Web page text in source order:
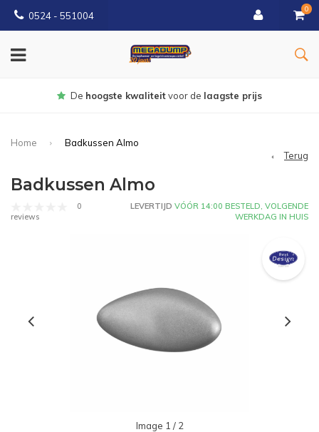
0524 - 551004
0
De hoogste kwaliteitvoor de laagste prijs
Home
Badkussen Almo
Terug
Badkussen Almo
0
reviews
LEVERTIJD VÓÓR 14:00 BESTELD, VOLGENDE
WERKDAG IN HUIS
Image 1 / 2